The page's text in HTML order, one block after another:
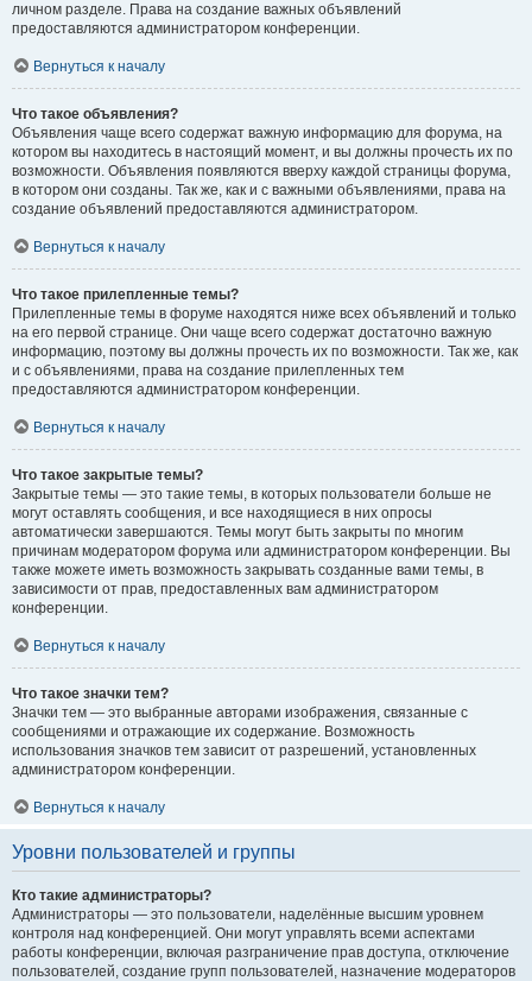
личном разделе. Права на создание важных объявлений
предоставляются администратором конференции.
Вернуться к началу
Что такое объявления?
Объявления чаще всего содержат важную информацию для форума, на
котором вы находитесь в настоящий момент, и вы должны прочесть их по
возможности. Объявления появляются вверху каждой страницы форума,
в котором они созданы. Так же, как и с важными объявлениями, права на
создание объявлений предоставляются администратором.
Вернуться к началу
Что такое прилепленные темы?
Прилепленные темы в форуме находятся ниже всех объявлений и только
на его первой странице. Они чаще всего содержат достаточно важную
информацию, поэтому вы должны прочесть их по возможности. Так же, как
и с объявлениями, права на создание прилепленных тем
предоставляются администратором конференции.
Вернуться к началу
Что такое закрытые темы?
Закрытые темы — это такие темы, в которых пользователи больше не
могут оставлять сообщения, и все находящиеся в них опросы
автоматически завершаются. Темы могут быть закрыты по многим
причинам модератором форума или администратором конференции. Вы
также можете иметь возможность закрывать созданные вами темы, в
зависимости от прав, предоставленных вам администратором
конференции.
Вернуться к началу
Что такое значки тем?
Значки тем — это выбранные авторами изображения, связанные с
сообщениями и отражающие их содержание. Возможность
использования значков тем зависит от разрешений, установленных
администратором конференции.
Вернуться к началу
Уровни пользователей и группы
Кто такие администраторы?
Администраторы — это пользователи, наделённые высшим уровнем
контроля над конференцией. Они могут управлять всеми аспектами
работы конференции, включая разграничение прав доступа, отключение
пользователей, создание групп пользователей, назначение модераторов